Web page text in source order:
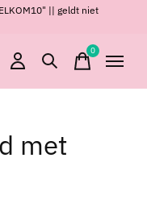
|| geldt niet
0items
met